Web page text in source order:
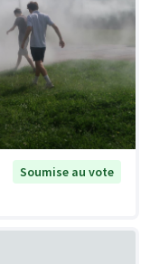
Soumise au vote